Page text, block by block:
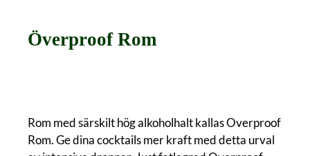
Överproof Rom
Rom med särskilt hög alkoholhalt kallas Overproof
Rom. Ge dina cocktails mer kraft med detta urval